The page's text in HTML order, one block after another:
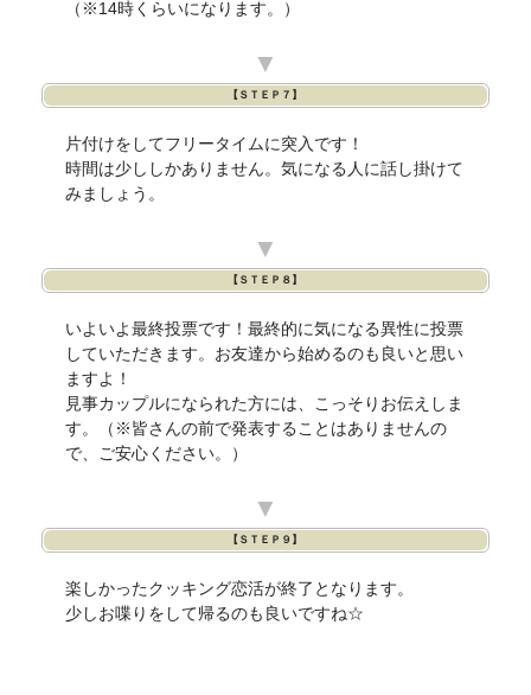
（※14時くらいになります。）
▼
【ＳＴＥＰ７】
片付けをしてフリータイムに突入です！
時間は少ししかありません。気になる人に話し掛けて
みましょう。
▼
【ＳＴＥＰ８】
いよいよ最終投票です！最終的に気になる異性に投票
していただきます。お友達から始めるのも良いと思い
ますよ！
見事カップルになられた方には、こっそりお伝えしま
す。（※皆さんの前で発表することはありませんの
で、ご安心ください。）
▼
【ＳＴＥＰ９】
楽しかったクッキング恋活が終了となります。
少しお喋りをして帰るのも良いですね☆